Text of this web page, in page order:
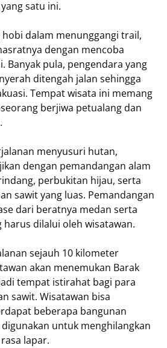
satu ini.
hobi dalam menunggangi trail,
dengan mencoba
Banyak pula, pengendara yang
ditengah jalan sehingga
Tempat wisata ini memang
berjiwa petualang dan
menyusuri hutan,
dengan pemandangan alam
perbukitan hijau, serta
sawit yang luas. Pemandangan
dari beratnya medan serta
harus dilalui oleh wisatawan.
sejauh 10 kilometer
akan menemukan Barak
tempat istirahat bagi para
sawit. Wisatawan bisa
beberapa bangunan
untuk menghilangkan
lapar.